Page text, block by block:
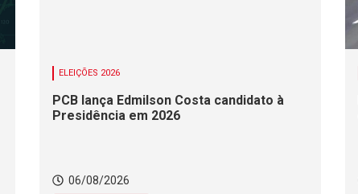
ELEIÇÕES 2026
PCB lança Edmilson Costa candidato à
Presidência em 2026
06/08/2026